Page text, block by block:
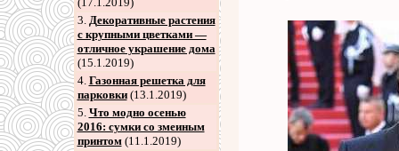
3. Декоративные растения
с крупными цветками —
отличное украшение дома
(15.1.2019)
4. Газонная решетка для
парковки(13.1.2019)
5. Что модно осенью
2016: сумки со змеиным
принтом(11.1.2019)